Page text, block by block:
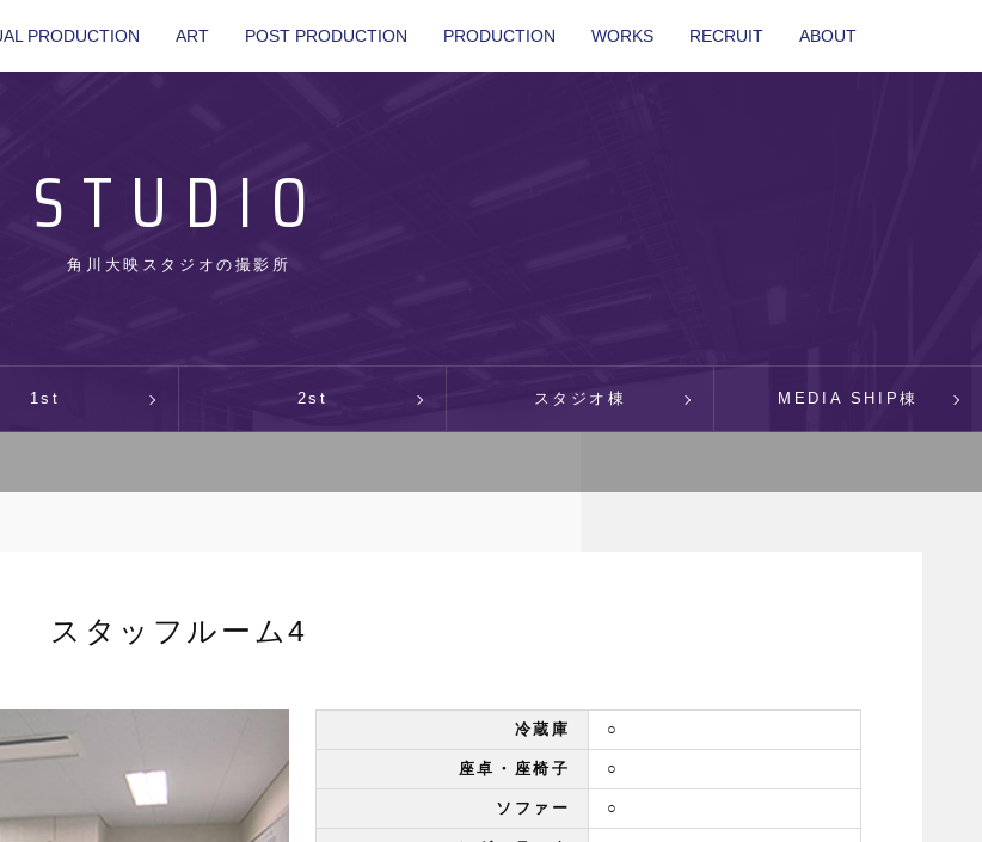
PRODUCTION ART POST PRODUCTION PRODUCTION WORKS RECRUIT ABOUT
STUDIO
角川大映スタジオの撮影所
1st 2st スタジオ棟 MEDIA SHIP棟
スタッフルーム4
冷蔵庫 ○
座卓・座椅子 ○
ソファー ○